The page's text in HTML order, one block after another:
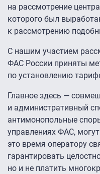
на рассмотрение
которого был
к рассмотрению
С нашим участием
ФАС России приняты
по установлению
Главное здесь —
и административный
антимонопольные
управлениях ФАС,
это время оператору
гарантировать
но и не платить